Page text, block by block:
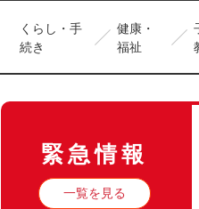
くらし・手
続き
健康・
福祉
緊急情報
一覧を見る